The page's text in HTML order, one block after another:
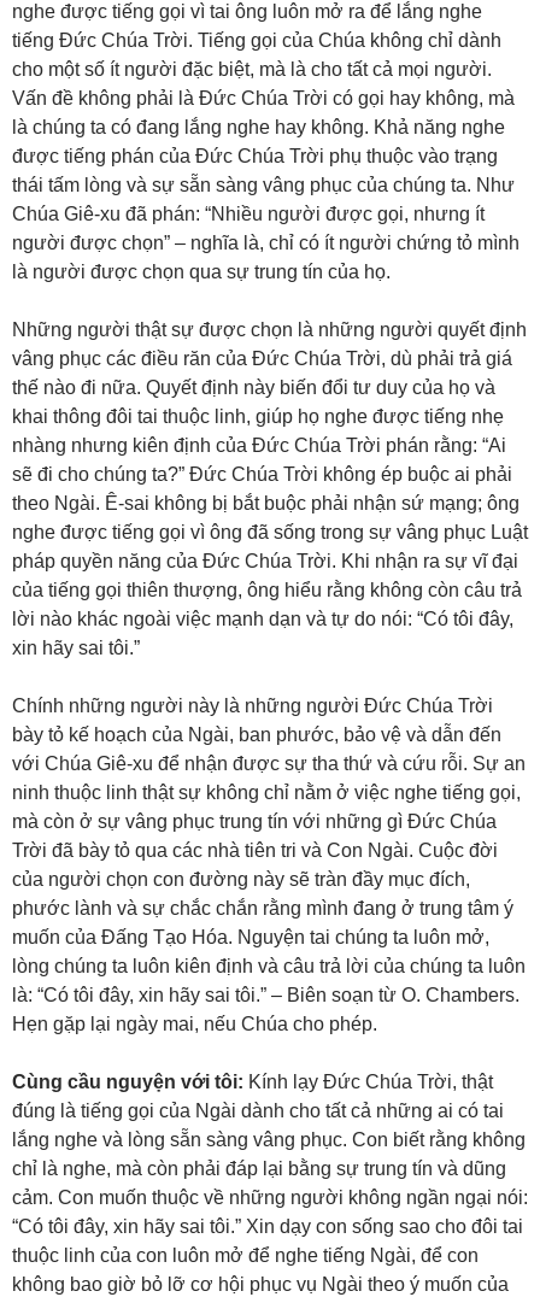
nghe được tiếng gọi vì tai ông luôn mở ra để lắng nghe
tiếng Đức Chúa Trời. Tiếng gọi của Chúa không chỉ dành
cho một số ít người đặc biệt, mà là cho tất cả mọi người.
Vấn đề không phải là Đức Chúa Trời có gọi hay không, mà
là chúng ta có đang lắng nghe hay không. Khả năng nghe
được tiếng phán của Đức Chúa Trời phụ thuộc vào trạng
thái tấm lòng và sự sẵn sàng vâng phục của chúng ta. Như
Chúa Giê-xu đã phán: “Nhiều người được gọi, nhưng ít
người được chọn” – nghĩa là, chỉ có ít người chứng tỏ mình
là người được chọn qua sự trung tín của họ.
Những người thật sự được chọn là những người quyết định
vâng phục các điều răn của Đức Chúa Trời, dù phải trả giá
thế nào đi nữa. Quyết định này biến đổi tư duy của họ và
khai thông đôi tai thuộc linh, giúp họ nghe được tiếng nhẹ
nhàng nhưng kiên định của Đức Chúa Trời phán rằng: “Ai
sẽ đi cho chúng ta?” Đức Chúa Trời không ép buộc ai phải
theo Ngài. Ê-sai không bị bắt buộc phải nhận sứ mạng; ông
nghe được tiếng gọi vì ông đã sống trong sự vâng phục Luật
pháp quyền năng của Đức Chúa Trời. Khi nhận ra sự vĩ đại
của tiếng gọi thiên thượng, ông hiểu rằng không còn câu trả
lời nào khác ngoài việc mạnh dạn và tự do nói: “Có tôi đây,
xin hãy sai tôi.”
Chính những người này là những người Đức Chúa Trời
bày tỏ kế hoạch của Ngài, ban phước, bảo vệ và dẫn đến
với Chúa Giê-xu để nhận được sự tha thứ và cứu rỗi. Sự an
ninh thuộc linh thật sự không chỉ nằm ở việc nghe tiếng gọi,
mà còn ở sự vâng phục trung tín với những gì Đức Chúa
Trời đã bày tỏ qua các nhà tiên tri và Con Ngài. Cuộc đời
của người chọn con đường này sẽ tràn đầy mục đích,
phước lành và sự chắc chắn rằng mình đang ở trung tâm ý
muốn của Đấng Tạo Hóa. Nguyện tai chúng ta luôn mở,
lòng chúng ta luôn kiên định và câu trả lời của chúng ta luôn
là: “Có tôi đây, xin hãy sai tôi.” – Biên soạn từ O. Chambers.
Hẹn gặp lại ngày mai, nếu Chúa cho phép.
Cùng cầu nguyện với tôi: Kính lạy Đức Chúa Trời, thật
đúng là tiếng gọi của Ngài dành cho tất cả những ai có tai
lắng nghe và lòng sẵn sàng vâng phục. Con biết rằng không
chỉ là nghe, mà còn phải đáp lại bằng sự trung tín và dũng
cảm. Con muốn thuộc về những người không ngần ngại nói:
“Có tôi đây, xin hãy sai tôi.” Xin dạy con sống sao cho đôi tai
thuộc linh của con luôn mở để nghe tiếng Ngài, để con
không bao giờ bỏ lỡ cơ hội phục vụ Ngài theo ý muốn của